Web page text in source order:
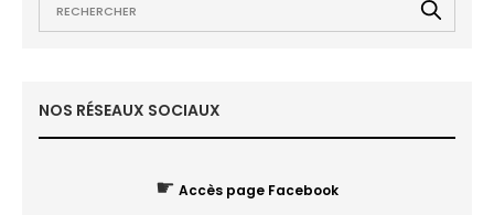
NOS RÉSEAUX SOCIAUX
☛ Accès page Facebook